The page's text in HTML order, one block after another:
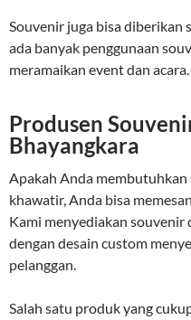
Souvenir juga bisa diberikan
ada banyak penggunaan
meramaikan event dan acara.
Produsen
Bhayangkara
Apakah Anda
khawatir, Anda bisa
Kami menyediakan souvenir
dengan desain custom
pelanggan.
Salah satu produk yang